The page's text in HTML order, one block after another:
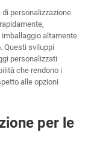
personalizzazione
altamente
Questi sviluppi
personalizzati
che rendono i
alle opzioni
per le